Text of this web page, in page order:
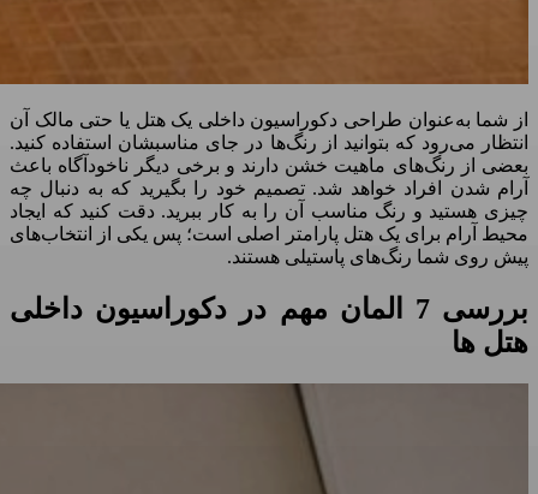
از شما به‌عنوان طراحی دکوراسیون داخلی یک هتل یا حتی مالک آن
انتظار می‌رود که بتوانید از رنگ‌ها در جای مناسبشان استفاده کنید.
بعضی از رنگ‌های ماهیت خشن دارند و برخی دیگر ناخودآگاه باعث
آرام شدن افراد خواهد شد. تصمیم خود را بگیرید که به دنبال چه
چیزی هستید و رنگ مناسب آن را به کار ببرید. دقت کنید که ایجاد
محیط آرام برای یک هتل پارامتر اصلی است؛ پس یکی از انتخاب‌های
پیش روی شما رنگ‌های پاستیلی هستند.
بررسی 7 المان مهم در دکوراسیون داخلی
هتل ها